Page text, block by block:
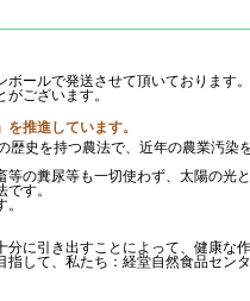
ボールで発送させて頂いております。
ございます。
推進しています。
歴史を持つ農法で、近年の農業汚染
等の糞尿等も一切使わず、太陽の光と
す。
分に引き出すことによって、健康な作
指して、私たち：経堂自然食品センタ